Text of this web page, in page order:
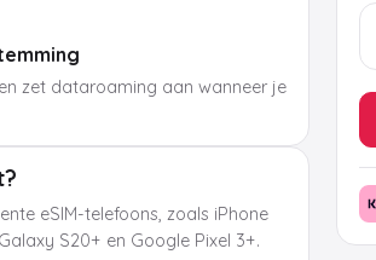
zet dataroaming aan wanneer je
eSIM-telefoons, zoals iPhone
S20+ en Google Pixel 3+.